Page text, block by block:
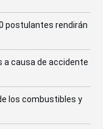
postulantes rendirán
a causa de accidente
los combustibles y